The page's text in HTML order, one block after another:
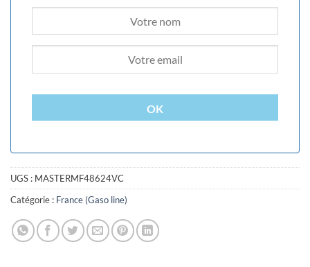
OK
UGS : MASTERMF48624VC
Catégorie : France (Gaso line)